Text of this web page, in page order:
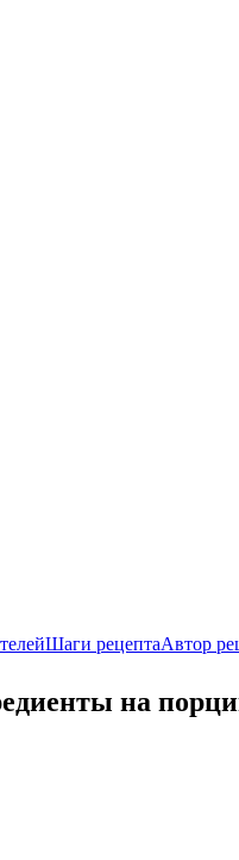
Шаги рецептаАвтор
на